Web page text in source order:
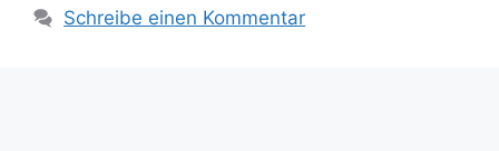
Schreibe einen Kommentar